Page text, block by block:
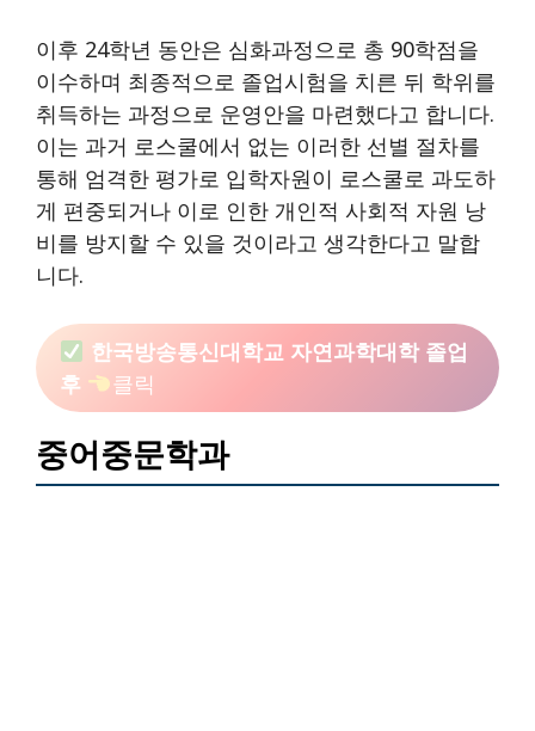
이후 24학년 동안은 심화과정으로 총 90학점을
이수하며 최종적으로 졸업시험을 치른 뒤 학위를
취득하는 과정으로 운영안을 마련했다고 합니다.
이는 과거 로스쿨에서 없는 이러한 선별 절차를
통해 엄격한 평가로 입학자원이 로스쿨로 과도하
게 편중되거나 이로 인한 개인적 사회적 자원 낭
비를 방지할 수 있을 것이라고 생각한다고 말합
니다.
한국방송통신대학교 자연과학대학 졸업
후
클릭
중어중문학과